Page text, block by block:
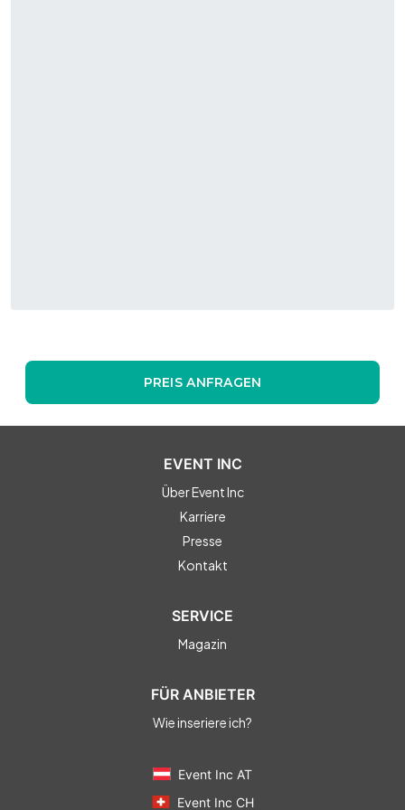
PREIS ANFRAGEN
EVENT INC
Über Event Inc
Karriere
Presse
Kontakt
SERVICE
Magazin
FÜR ANBIETER
Wie inseriere ich?
Event Inc AT
Event Inc CH